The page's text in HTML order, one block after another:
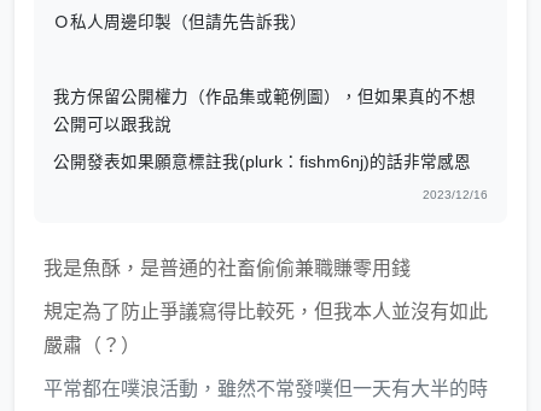
Ｏ私人周邊印製（但請先告訴我）
我方保留公開權力（作品集或範例圖），但如果真的不想
公開可以跟我說
公開發表如果願意標註我(plurk：fishm6nj)的話非常感恩
2023/12/16
我是魚酥，是普通的社畜偷偷兼職賺零用錢
規定為了防止爭議寫得比較死，但我本人並沒有如此
嚴肅（？）
平常都在噗浪活動，雖然不常發噗但一天有大半的時